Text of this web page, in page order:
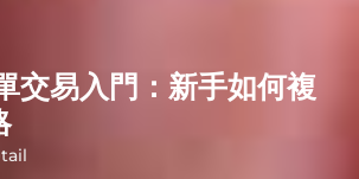
交易入門：新手如何複